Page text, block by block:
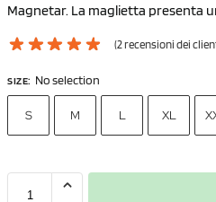
Magnetar. La maglietta presenta
(2recensioni dei
SIZE: No selection
S M L XL